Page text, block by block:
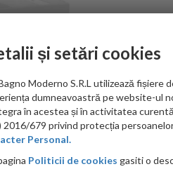
și setări cookies
Moderno S.R.L utilizează fișiere
dumneavoastră pe website-ul
în acestea și în activitatea
2016/679 privind protecția
Personal.
Politicii de cookies gasiti o